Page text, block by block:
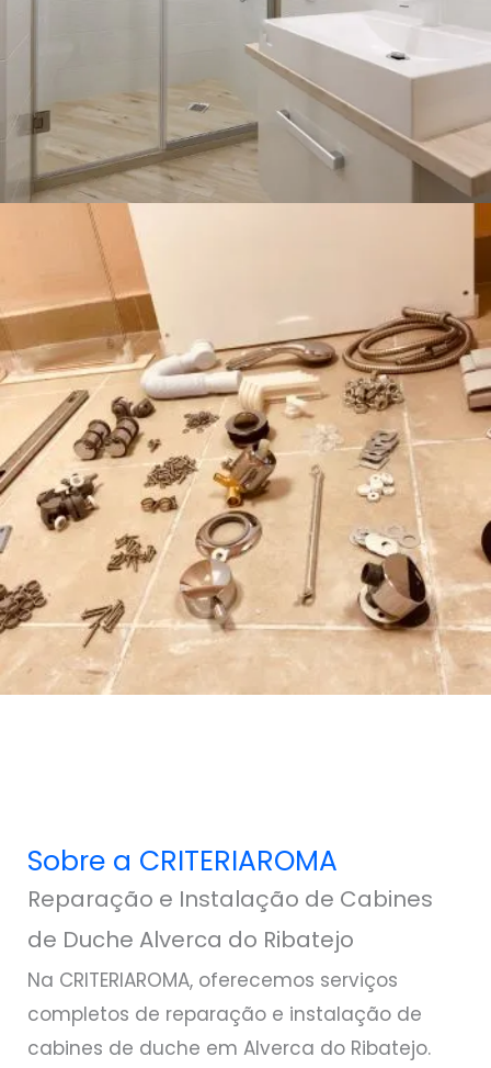
Sobre a CRITERIAROMA
Reparação e Instalação de Cabines
de Duche Alverca do Ribatejo
Na CRITERIAROMA, oferecemos serviços
completos de reparação e instalação de
cabines de duche em Alverca do Ribatejo.